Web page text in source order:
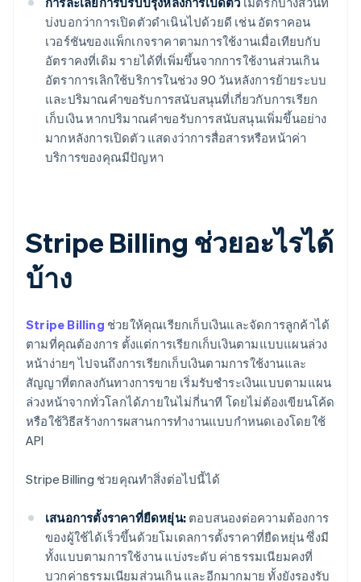
บ่งบอกว่าการเปิดตัวดำเนินไปด้วยดี เช่น อัตราคอน
เวอร์ชันของแพ็กเกจราคาตามการใช้งานเมื่อเทียบกับ
อัตราคงที่เดิม รายได้ที่เพิ่มขึ้นจากการใช้งานส่วนเกิน
อัตราการเลิกใช้บริการในช่วง 90 วันหลังการย้ายระบบ
และปริมาณคำขอรับการสนับสนุนที่เกี่ยวกับการเรียก
เก็บเงิน หากปริมาณคำขอรับการสนับสนุนเพิ่มขึ้นอย่าง
มากหลังการเปิดตัว แสดงว่าการสื่อสารหรือหน้าค่า
บริการของคุณมีปัญหา
Stripe Billing ช่วยอะไรได้
บ้าง
Stripe Billing ช่วยให้คุณเรียกเก็บเงินและจัดการลูกค้าได้
ตามที่คุณต้องการ ตั้งแต่การเรียกเก็บเงินตามแบบแผนล่วง
หน้าง่ายๆ ไปจนถึงการเรียกเก็บเงินตามการใช้งานและ
สัญญาที่ตกลงกันทางการขาย เริ่มรับชำระเงินแบบตามแผน
ล่วงหน้าจากทั่วโลกได้ภายในไม่กี่นาที โดยไม่ต้องเขียนโค้ด
หรือใช้วิธีสร้างการผสานการทำงานแบบกำหนดเองโดยใช้
API
Stripe Billing ช่วยคุณทำสิ่งต่อไปนี้ได้
เสนอการตั้งราคาที่ยืดหยุ่น: ตอบสนองต่อความต้องการ
ของผู้ใช้ได้เร็วขึ้นด้วยโมเดลการตั้งราคาที่ยืดหยุ่น ซึ่งมี
ทั้งแบบตามการใช้งาน แบ่งระดับ ค่าธรรมเนียมคงที่
บวกค่าธรรมเนียมส่วนเกิน และอีกมากมาย ทั้งยังรองรับ